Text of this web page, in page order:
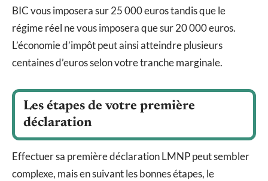
BIC vous imposera sur 25 000 euros tandis que le
régime réel ne vous imposera que sur 20 000 euros.
L’économie d’impôt peut ainsi atteindre plusieurs
centaines d’euros selon votre tranche marginale.
Les étapes de votre première
déclaration
Effectuer sa première déclaration LMNP peut sembler
complexe, mais en suivant les bonnes étapes, le